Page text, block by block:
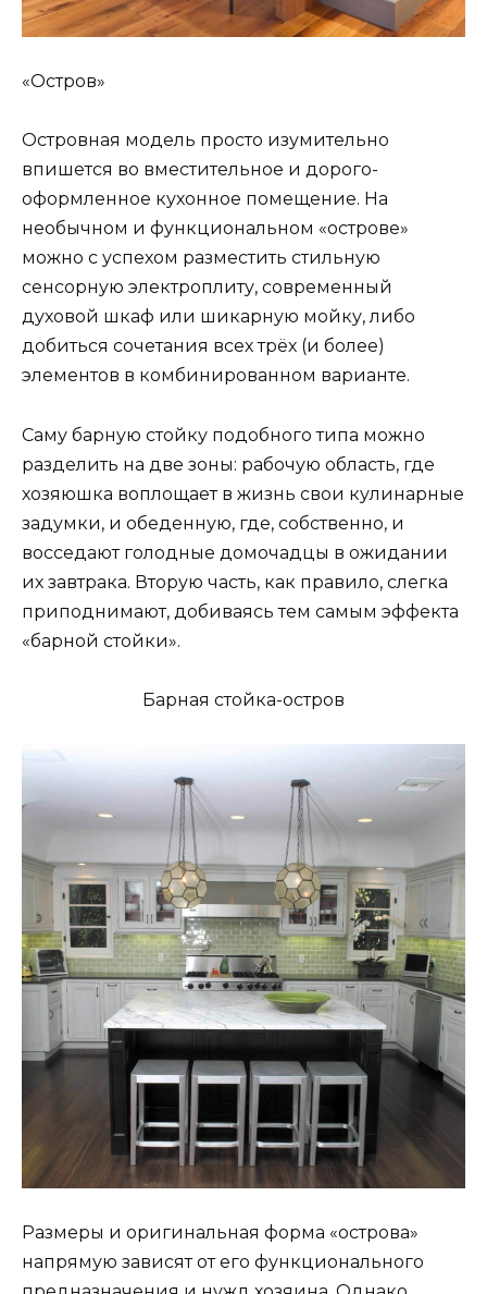
«Остров»
Островная модель просто изумительно
впишется во вместительное и дорого-
оформленное кухонное помещение. На
необычном и функциональном «острове»
можно с успехом разместить стильную
сенсорную электроплиту, современный
духовой шкаф или шикарную мойку, либо
добиться сочетания всех трёх (и более)
элементов в комбинированном варианте.
Саму барную стойку подобного типа можно
разделить на две зоны: рабочую область, где
хозяюшка воплощает в жизнь свои кулинарные
задумки, и обеденную, где, собственно, и
восседают голодные домочадцы в ожидании
их завтрака. Вторую часть, как правило, слегка
приподнимают, добиваясь тем самым эффекта
«барной стойки».
Барная стойка-остров
Размеры и оригинальная форма «острова»
напрямую зависят от его функционального